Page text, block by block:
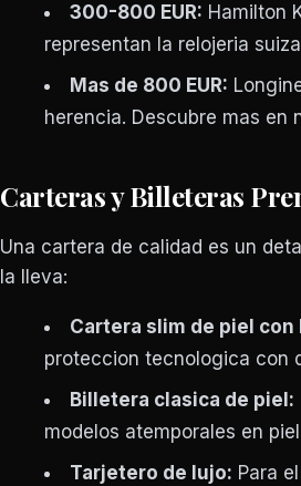
300-800 EUR: Hamilton
representan la relojeria
Mas de 800 EUR:
herencia. Descubre mas en
Carteras y Billeteras
Una cartera de calidad es un
la lleva:
Cartera slim de piel con
proteccion tecnologica con
Billetera clasica de piel:
modelos atemporales en
Tarjetero de lujo: Para